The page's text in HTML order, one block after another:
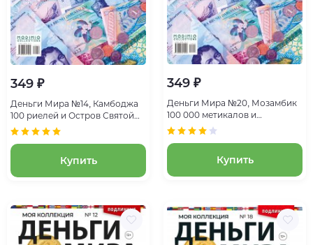
349 ₽
Деньги Мира №14, Камбоджа
100 риелей и Остров Святой
Елены 1 пенни
Купить
349 ₽
Деньги Мира №20, Мозамбик
100 000 метикалов и
Гватемала 10 сентаво
Купить